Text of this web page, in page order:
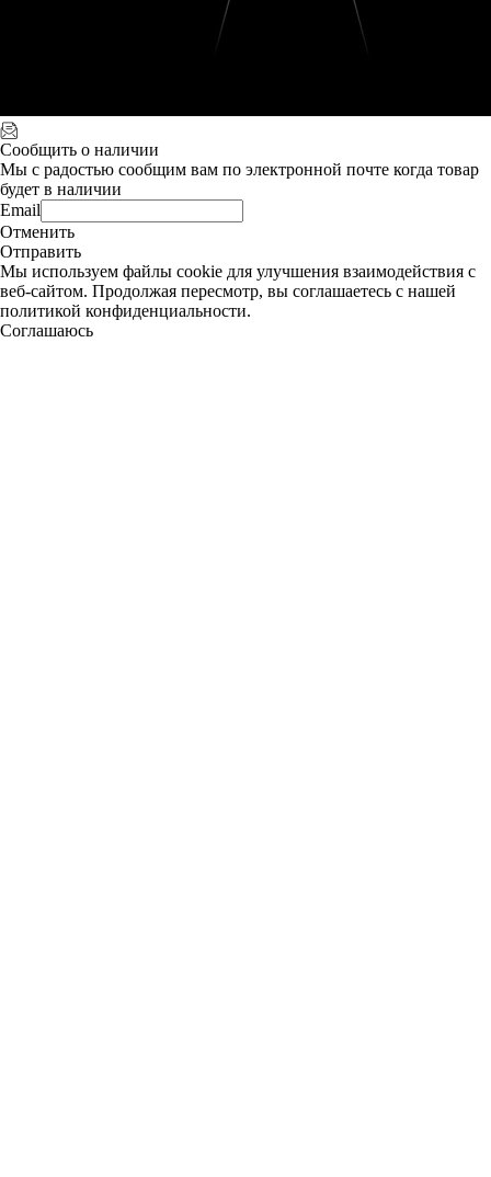
Сообщить о наличии
Мы с радостью сообщим вам по электронной почте когда товар
будет в наличии
Email
Отменить
Отправить
Мы используем файлы cookie для улучшения взаимодействия с
веб-сайтом. Продолжая пересмотр, вы соглашаетесь с нашей
политикой конфиденциальности.
Соглашаюсь